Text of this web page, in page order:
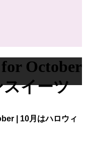
for October
スイーツ
| 10月はハロウィ